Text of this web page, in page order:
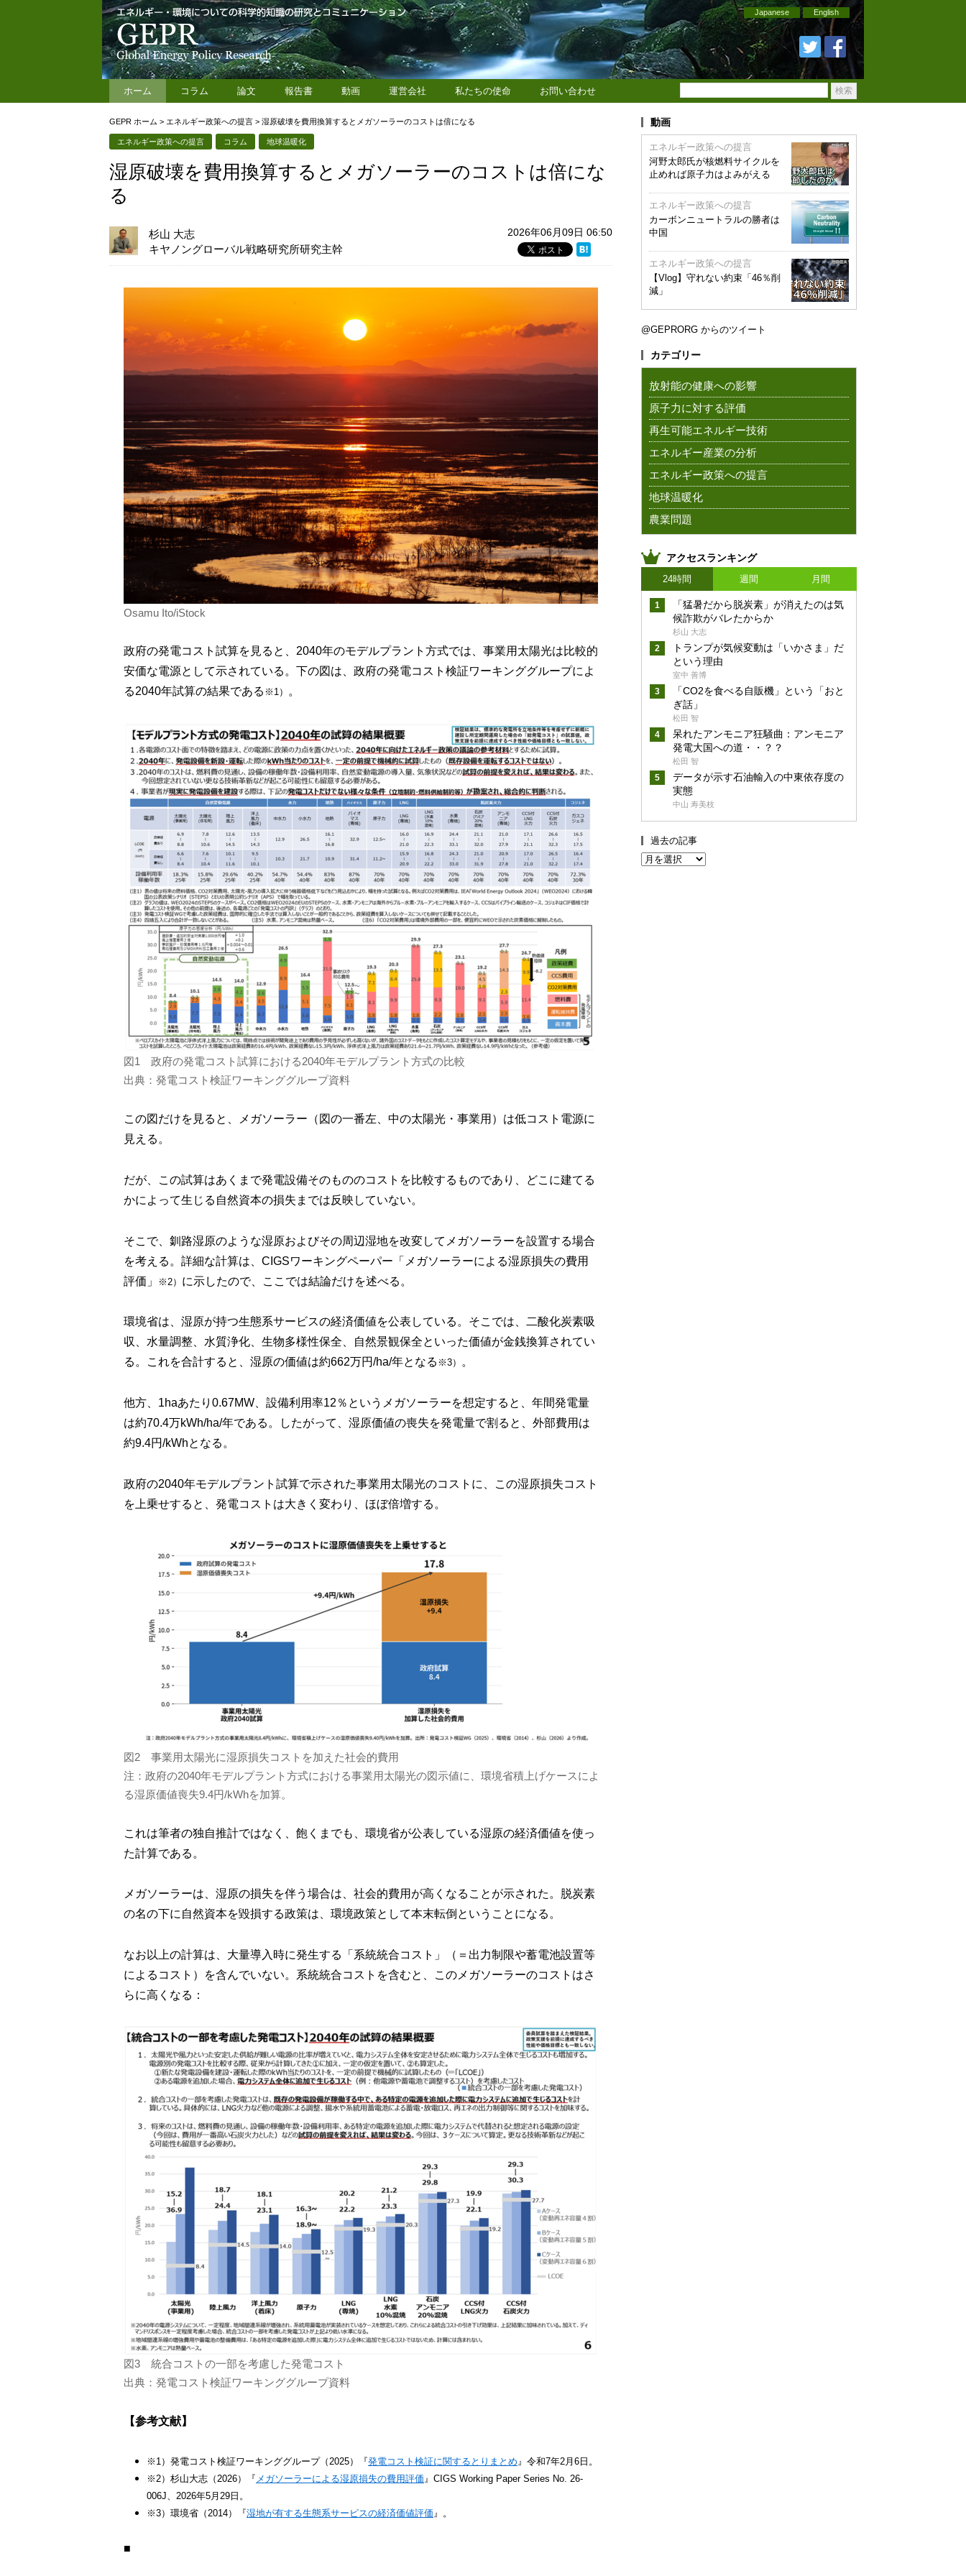
Japanese English
ホーム コラム 論文 報告書 動画 運営会社 私たちの使命 お問い合わせ
GEPR ホーム > エネルギー政策への提言 > 湿原破壊を費用換算するとメガソーラーのコストは倍になる
エネルギー政策への提言 コラム 地球温暖化
湿原破壊を費用換算するとメガソーラーのコストは倍にな
る
2026年06月09日 06:50
杉山 大志
キヤノングローバル戦略研究所研究主幹
Osamu Ito/iStock
政府の発電コスト試算を見ると、2040年のモデルプラント方式では、事業用太陽光は比較的
安価な電源として示されている。下の図は、政府の発電コスト検証ワーキンググループによ
る2040年試算の結果である ※1） 。
図1 政府の発電コスト試算における2040年モデルプラント方式の比較
出典：発電コスト検証ワーキンググループ資料
この図だけを見ると、メガソーラー（図の一番左、中の太陽光・事業用）は低コスト電源に
見える。
だが、この試算はあくまで発電設備そのもののコストを比較するものであり、どこに建てる
かによって生じる自然資本の損失までは反映していない。
そこで、釧路湿原のような湿原およびその周辺湿地を改変してメガソーラーを設置する場合
を考える。詳細な計算は、CIGSワーキングペーパー「メガソーラーによる湿原損失の費用
評価」
※2） に示したので、ここでは結論だけを述べる。
環境省は、湿原が持つ生態系サービスの経済価値を公表している。そこでは、二酸化炭素吸
収、水量調整、水質浄化、生物多様性保全、自然景観保全といった価値が金銭換算されてい
る。これを合計すると、湿原の価値は約662万円/ha/年となる ※3） 。
他方、1haあたり0.67MW、設備利用率12％というメガソーラーを想定すると、年間発電量
は約70.4万kWh/ha/年である。したがって、湿原価値の喪失を発電量で割ると、外部費用は
約9.4円/kWhとなる。
政府の2040年モデルプラント試算で示された事業用太陽光のコストに、この湿原損失コスト
を上乗せすると、発電コストは大きく変わり、ほぼ倍増する。
図2 事業用太陽光に湿原損失コストを加えた社会的費用
注：政府の2040年モデルプラント方式における事業用太陽光の図示値に、環境省積上げケースによ
る湿原価値喪失9.4円/kWhを加算。
これは筆者の独自推計ではなく、飽くまでも、環境省が公表している湿原の経済価値を使っ
た計算である。
メガソーラーは、湿原の損失を伴う場合は、社会的費用が高くなることが示された。脱炭素
の名の下に自然資本を毀損する政策は、環境政策として本末転倒ということになる。
なお以上の計算は、大量導入時に発生する「系統統合コスト」（＝出力制限や蓄電池設置等
によるコスト）を含んでいない。系統統合コストを含むと、このメガソーラーのコストはさ
らに高くなる：
図3 統合コストの一部を考慮した発電コスト
出典：発電コスト検証ワーキンググループ資料
【参考文献】
※1）発電コスト検証ワーキンググループ（2025）『発電コスト検証に関するとりまとめ 』令和7年2月6日。
※2）杉山大志（2026）『 メガソーラーによる湿原損失の費用評価 』CIGS Working Paper Series No. 26-
006J、2026年5月29日。
※3）環境省（2014）『湿地が有する生態系サービスの経済価値評価 』。
■
動画
エネルギー政策への提言
河野太郎氏が核燃料サイクルを
止めれば原子力はよみがえる
エネルギー政策への提言
カーボンニュートラルの勝者は
中国
エネルギー政策への提言
【Vlog】守れない約束「46％削
減」
@GEPRORG からのツイート
カテゴリー
放射能の健康への影響
原子力に対する評価
再生可能エネルギー技術
エネルギー産業の分析
エネルギー政策への提言
地球温暖化
農業問題
アクセスランキング
24時間 週間 月間
「猛暑だから脱炭素」が消えたのは気
候詐欺がバレたからか
杉山 大志
トランプが気候変動は「いかさま」だ
という理由
室中 善博
「CO2を食べる自販機」という「おと
ぎ話」
松田 智
呆れたアンモニア狂騒曲：アンモニア
発電大国への道・・？？
松田 智
データが示す石油輸入の中東依存度の
実態
中山 寿美枝
過去の記事